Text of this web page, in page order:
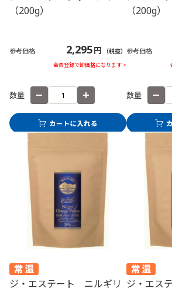
（200g）
参考価格 2,295円 （税抜）
会員登録で卸価格になります >
数量
（200g）
参考価格
数量
ジ・エステート ニルギリ ジ・エス